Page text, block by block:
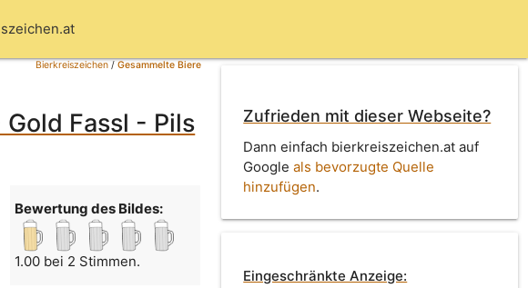
Bierkreiszeichen/Gesammelte Biere
Fassl - Pils
Bewertung des Bildes:
1.00 bei 2 Stimmen.
Zufrieden mit dieser Webseite?
Dann einfach bierkreiszeichen.at auf
Googleals bevorzugte Quelle
hinzufügen.
Eingeschränkte Anzeige: